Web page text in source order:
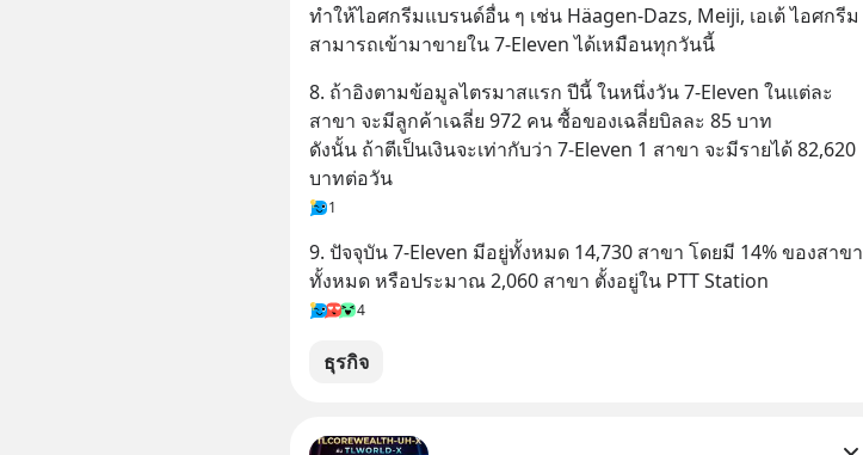
ทำให้ไอศกรีมแบรนด์อื่น ๆ เช่น Häagen-Dazs, Meiji, เอเต้ ไอศกรีม
สามารถเข้ามาขายใน 7-Eleven ได้เหมือนทุกวันนี้
8. ถ้าอิงตามข้อมูลไตรมาสแรก ปีนี้ ในหนึ่งวัน 7-Eleven ในแต่ละ
สาขา จะมีลูกค้าเฉลี่ย 972 คน ซื้อของเฉลี่ยบิลละ 85 บาท
ดังนั้น ถ้าตีเป็นเงินจะเท่ากับว่า 7-Eleven 1 สาขา จะมีรายได้ 82,620
บาทต่อวัน
1
9. ปัจจุบัน 7-Eleven มีอยู่ทั้งหมด 14,730 สาขา โดยมี 14% ของสาขา
ทั้งหมด หรือประมาณ 2,060 สาขา ตั้งอยู่ใน PTT Station
4
ธุรกิจ